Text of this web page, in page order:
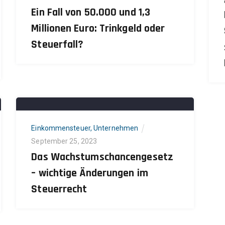
Ein Fall von 50.000 und 1,3
Millionen Euro: Trinkgeld oder
Steuerfall?
Einkommensteuer,Unternehmen
September 25, 2023
Das Wachstumschancengesetz
– wichtige Änderungen im
Steuerrecht
Impressum
Datenschutzerklärung